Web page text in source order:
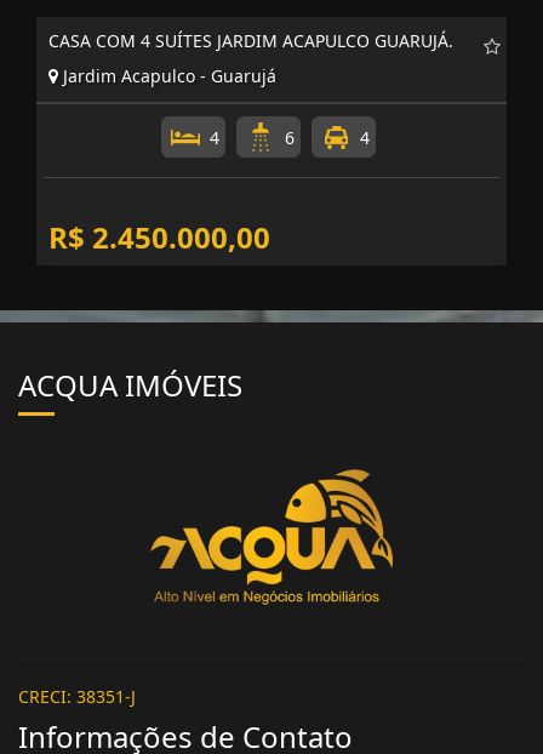
R$ 4.200.000,00
CASA COM 4 SUÍTES JARDIM ACAPULCO GUARUJÁ.
4
R$ 2.450.000,00